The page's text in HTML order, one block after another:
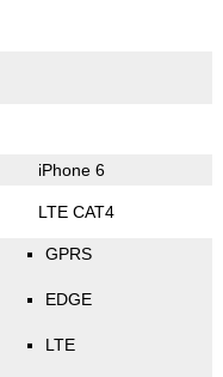
iPhone 6
LTE CAT4
GPRS
EDGE
LTE